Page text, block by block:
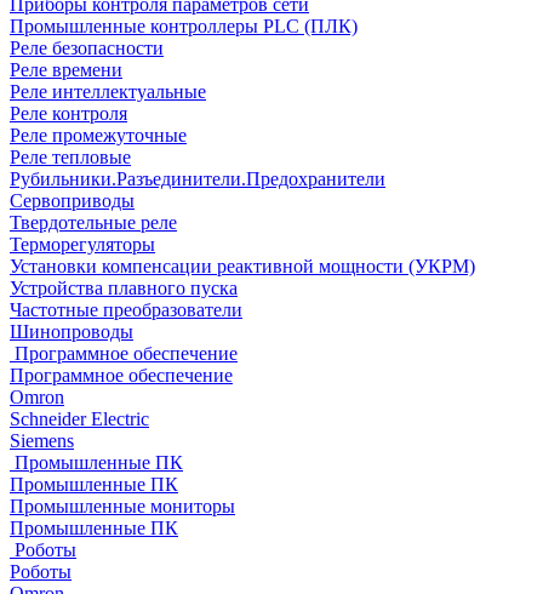
Приборы контроля параметров сети
Промышленные контроллеры PLC (ПЛК)
Реле безопасности
Реле времени
Реле интеллектуальные
Реле контроля
Реле промежуточные
Реле тепловые
Рубильники.Разъединители.Предохранители
Сервоприводы
Твердотельные реле
Терморегуляторы
Установки компенсации реактивной мощности (УКРМ)
Устройства плавного пуска
Частотные преобразователи
Шинопроводы
Программное обеспечение
Программное обеспечение
Omron
Schneider Electric
Siemens
Промышленные ПК
Промышленные ПК
Промышленные мониторы
Промышленные ПК
Роботы
Роботы